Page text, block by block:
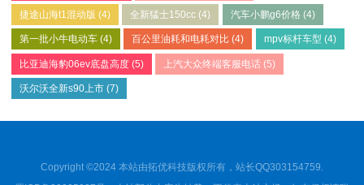
捷途山海t1混动版 (4) 全新猛士150cc (4) 汽车小鹏g6价格 (4)
第一批小牛电动车 (4) 百公里油耗和电耗对比 (4) mpv标杆车型 (4)
比亚迪海豹06ev底盘高度 (5) 上汽大众终端客服电话 (5)
沃尔沃全新s90上市 (7)
Copyright ©2024 本站由拓优科技版权所有，站长QQ303154759.